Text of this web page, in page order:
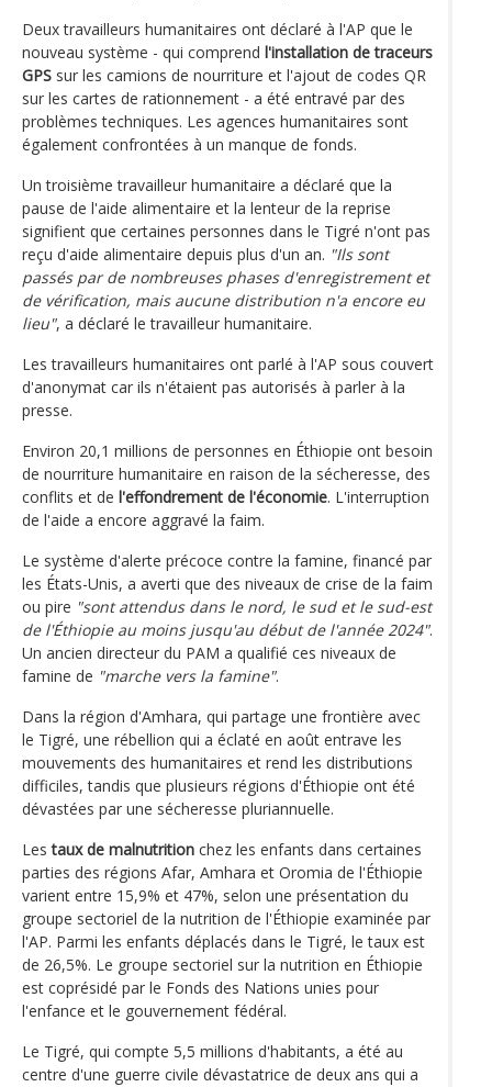
Deux travailleurs humanitaires ont déclaré à l'AP que le
nouveau système - qui comprend l'installation de traceurs
GPS sur les camions de nourriture et l'ajout de codes QR
sur les cartes de rationnement - a été entravé par des
problèmes techniques. Les agences humanitaires sont
également confrontées à un manque de fonds.
Un troisième travailleur humanitaire a déclaré que la
pause de l'aide alimentaire et la lenteur de la reprise
signifient que certaines personnes dans le Tigré n'ont pas
reçu d'aide alimentaire depuis plus d'un an. "Ils sont
passés par de nombreuses phases d'enregistrement et
de vérification, mais aucune distribution n'a encore eu
lieu", a déclaré le travailleur humanitaire.
Les travailleurs humanitaires ont parlé à l'AP sous couvert
d'anonymat car ils n'étaient pas autorisés à parler à la
presse.
Environ 20,1 millions de personnes en Éthiopie ont besoin
de nourriture humanitaire en raison de la sécheresse, des
conflits et de l'effondrement de l'économie. L'interruption
de l'aide a encore aggravé la faim.
Le système d'alerte précoce contre la famine, financé par
les États-Unis, a averti que des niveaux de crise de la faim
ou pire "sont attendus dans le nord, le sud et le sud-est
de l'Éthiopie au moins jusqu'au début de l'année 2024".
Un ancien directeur du PAM a qualifié ces niveaux de
famine de "marche vers la famine".
Dans la région d'Amhara, qui partage une frontière avec
le Tigré, une rébellion qui a éclaté en août entrave les
mouvements des humanitaires et rend les distributions
difficiles, tandis que plusieurs régions d'Éthiopie ont été
dévastées par une sécheresse pluriannuelle.
Lestaux de malnutrition chez les enfants dans certaines
parties des régions Afar, Amhara et Oromia de l'Éthiopie
varient entre 15,9% et 47%, selon une présentation du
groupe sectoriel de la nutrition de l'Éthiopie examinée par
l'AP. Parmi les enfants déplacés dans le Tigré, le taux est
de 26,5%. Le groupe sectoriel sur la nutrition en Éthiopie
est coprésidé par le Fonds des Nations unies pour
l'enfance et le gouvernement fédéral.
Le Tigré, qui compte 5,5 millions d'habitants, a été au
centre d'une guerre civile dévastatrice de deux ans qui a